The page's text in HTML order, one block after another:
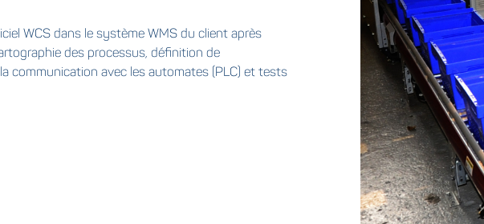
WCS dans le système WMS du client après
des processus, définition de
communication avec les automates (PLC) et tests